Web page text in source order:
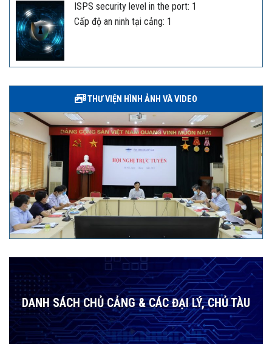
ISPS security level in the port: 1
Cấp độ an ninh tại cảng: 1
THƯ VIỆN HÌNH ẢNH VÀ VIDEO
DANH SÁCH CHỦ CẢNG & CÁC ĐẠI LÝ, CHỦ TÀU